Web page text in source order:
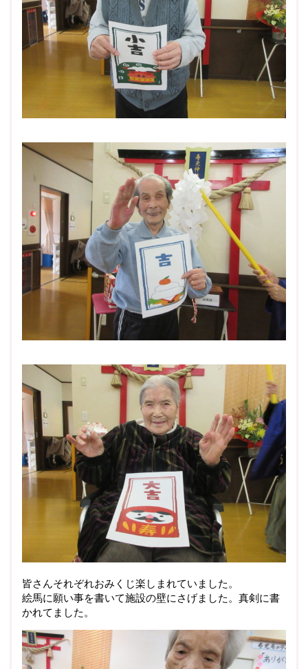
皆さんそれぞれおみくじ楽しまれていました。
絵馬に願い事を書いて施設の壁にさげました。真剣に書
かれてました。